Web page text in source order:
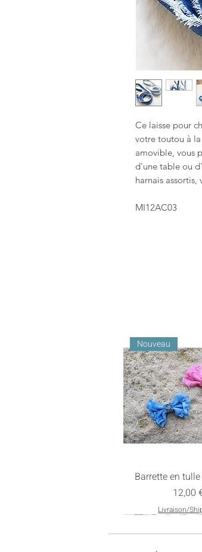
Ce laisse pour
votre toutou à
amovible, vous
d'une table ou
harnais assortis,
MI12AC03
Nouveau
Barrette en
Prix
12,00
Livraison/